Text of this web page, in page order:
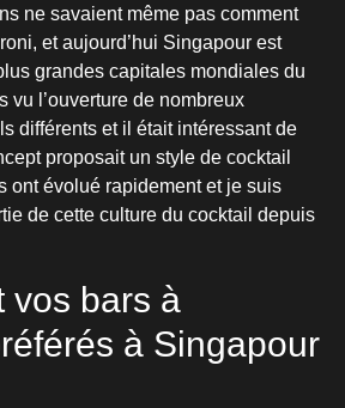
ne savaient même pas comment
et aujourd’hui Singapour est
grandes capitales mondiales du
vu l’ouverture de nombreux
différents et il était intéressant de
proposait un style de cocktail
ont évolué rapidement et je suis
de cette culture du cocktail depuis
vos bars à
à Singapour